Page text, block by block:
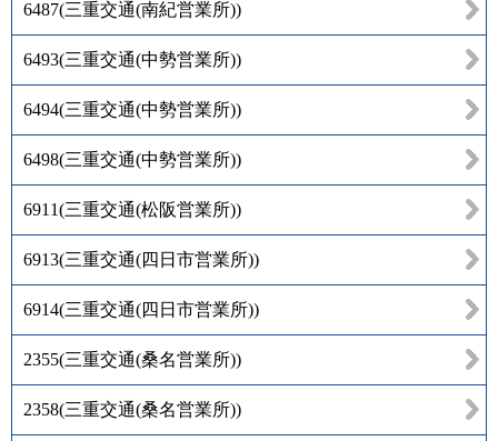
6487(三重交通(南紀営業所))
6493(三重交通(中勢営業所))
6494(三重交通(中勢営業所))
6498(三重交通(中勢営業所))
6911(三重交通(松阪営業所))
6913(三重交通(四日市営業所))
6914(三重交通(四日市営業所))
2355(三重交通(桑名営業所))
2358(三重交通(桑名営業所))